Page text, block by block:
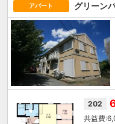
アパート グリーン
202